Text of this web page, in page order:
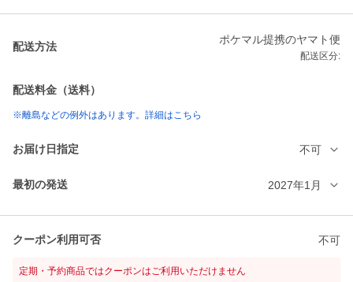
配送方法
ポケマル提携のヤマト便
配送区分:
配送料金（送料）
※離島などの例外はあります。詳細はこちら
お届け日指定 不可
最初の発送 2027年1月
クーポン利用可否 不可
定期・予約商品ではクーポンはご利用いただけません